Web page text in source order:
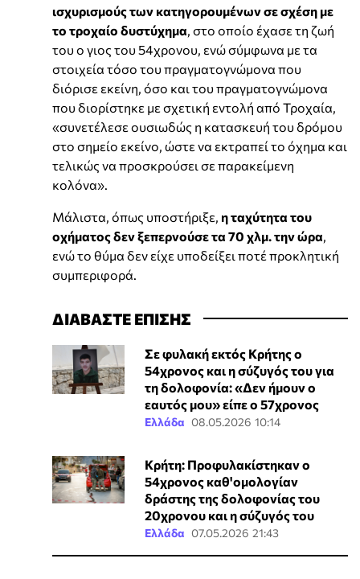
ισχυρισμούς των κατηγορουμένων σε σχέση με
το τροχαίο δυστύχημα , στο οποίο έχασε τη ζωή
του ο γιος του 54χρονου, ενώ σύμφωνα με τα
στοιχεία τόσο του πραγματογνώμονα που
διόρισε εκείνη, όσο και του πραγματογνώμονα
που διορίστηκε με σχετική εντολή από Τροχαία,
«συνετέλεσε ουσιωδώς η κατασκευή του δρόμου
στο σημείο εκείνο, ώστε να εκτραπεί το όχημα και
τελικώς να προσκρούσει σε παρακείμενη
κολόνα».
Μάλιστα, όπως υποστήριξε, η ταχύτητα του
οχήματος δεν ξεπερνούσε τα 70 χλμ. την ώρα
ενώ το θύμα δεν είχε υποδείξει ποτέ προκλητική
συμπεριφορά.
ΔΙΑΒΑΣΤΕ ΕΠΙΣΗΣ
Σε φυλακή εκτός Κρήτης ο
54χρονος και η σύζυγός του για
τη δολοφονία: «Δεν ήμουν ο
εαυτός μου» είπε ο 57χρονος
Ελλάδα 08.05.2026 10:14
Κρήτη: Προφυλακίστηκαν ο
54χρονος καθ'ομολογίαν
δράστης της δολοφονίας του
20χρονου και η σύζυγός του
Ελλάδα 07.05.2026 21:43